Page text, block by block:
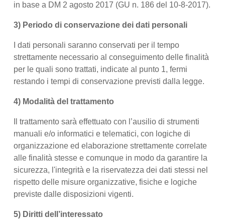
in base a DM 2 agosto 2017 (GU n. 186 del 10-8-2017).
3) Periodo di conservazione dei dati personali
I dati personali saranno conservati per il tempo
strettamente necessario al conseguimento delle finalità
per le quali sono trattati, indicate al punto 1, fermi
restando i tempi di conservazione previsti dalla legge.
4) Modalità del trattamento
Il trattamento sarà effettuato con l’ausilio di strumenti
manuali e/o informatici e telematici, con logiche di
organizzazione ed elaborazione strettamente correlate
alle finalità stesse e comunque in modo da garantire la
sicurezza, l'integrità e la riservatezza dei dati stessi nel
rispetto delle misure organizzative, fisiche e logiche
previste dalle disposizioni vigenti.
5) Diritti dell’interessato